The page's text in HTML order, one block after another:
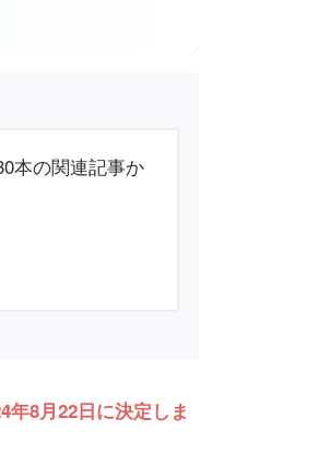
本の関連記事か
8月22日に決定しま